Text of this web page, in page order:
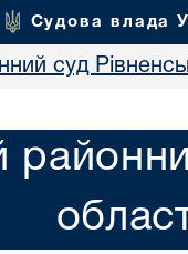
Судова влада
суд